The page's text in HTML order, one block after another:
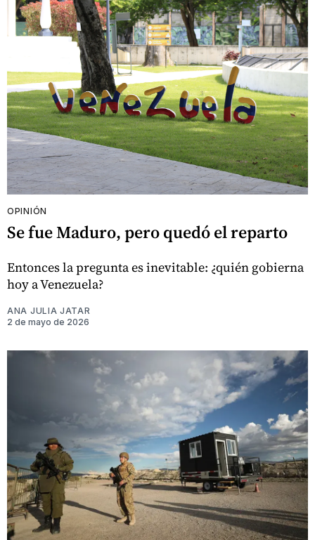
OPINIÓN
Se fue Maduro, pero quedó el reparto
Entonces la pregunta es inevitable: ¿quién gobierna
hoy a Venezuela?
ANA JULIA JATAR
2 de mayo de 2026